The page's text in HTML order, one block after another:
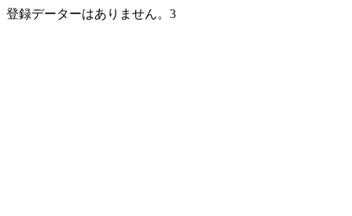
登録データーはありません。3